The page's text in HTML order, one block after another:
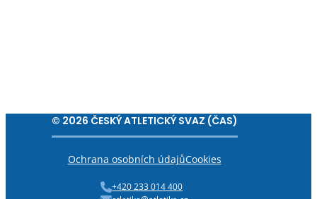
© 2026 ČESKÝ ATLETICKÝ SVAZ (ČAS)
Ochrana osobních údajůCookies
+420 233 014 400